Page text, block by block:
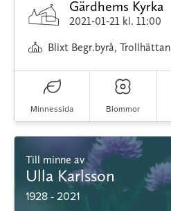
Gärdhems Kyrka
2021-01-21 kl. 11:00
Blixt Begr.byrå, Trollhättan
Minnessida Blommor
Till minne av
Ulla Karlsson
1928 - 2021